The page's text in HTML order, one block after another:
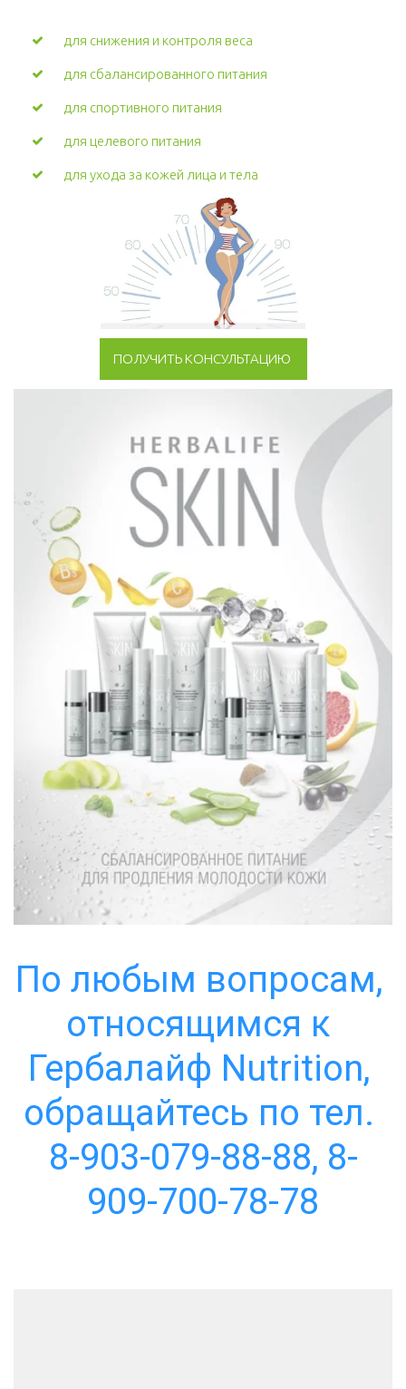
для снижения и контроля веса
для сбалансированного питания
для спортивного питания
для целевого питания
для ухода за кожей лица и тела
ПОЛУЧИТЬ КОНСУЛЬТАЦИЮ
По любым вопросам,
относящимся к
Гербалайф Nutrition,
обращайтесь по тел.
8-903-079-88-88, 8-
909-700-78-78